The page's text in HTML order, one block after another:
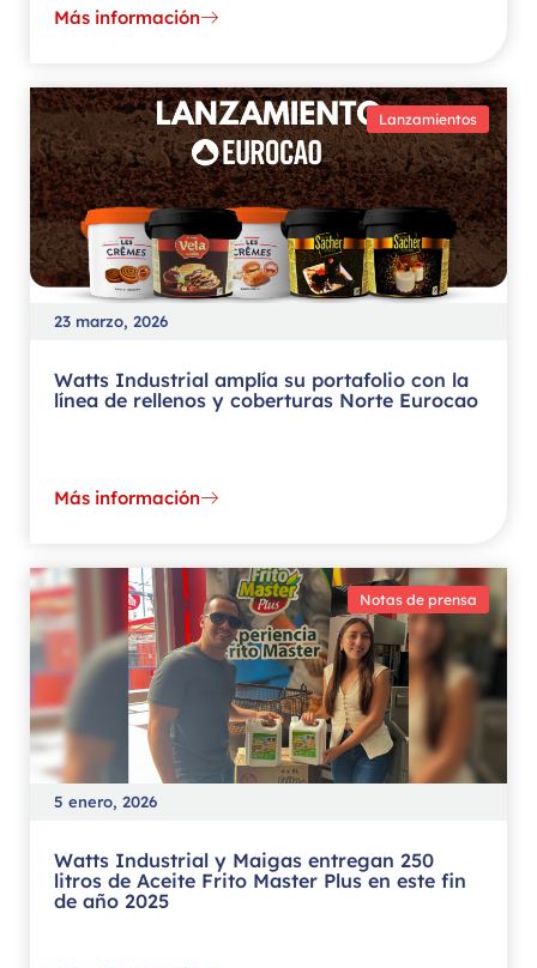
Más información
Lanzamientos
23 marzo, 2026
Watts Industrial amplía su portafolio con la
línea de rellenos y coberturas Norte Eurocao
Más información
Notas de prensa
5 enero, 2026
Watts Industrial y Maigas entregan 250
litros de Aceite Frito Master Plus en este fin
de año 2025